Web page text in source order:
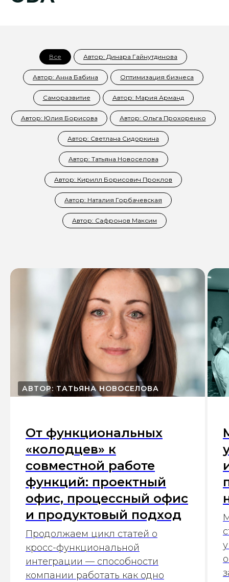
Все Автор: Динара Гайнутдинова
Автор: Анна Бабина Оптимизация бизнеса
Саморазвитие Автор: Мария Арманд
Автор: Юлия Борисова Автор: Ольга Прохоренко
Автор: Светлана Сидоркина
Автор: Татьяна Новоселова
Автор: Кирилл Борисович Проклов
Автор: Наталия Горбачевская
Автор: Сафронов Максим
АВТОР: ТАТЬЯНА НОВОСЕЛОВА
От функциональных
«колодцев» к
совместной работе
функций: проектный
офис, процессный офис
и продуктовый подход
Продолжаем цикл статей о
кросс-функциональной
интеграции — способности
компании работать как одно